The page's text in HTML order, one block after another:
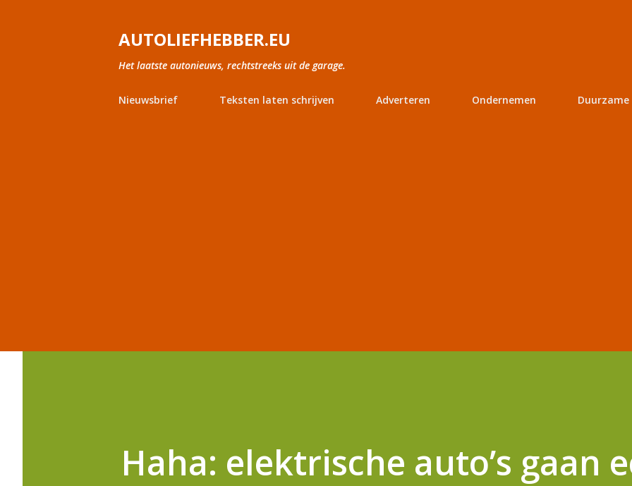
AUTOLIEFHEBBER.EU
Het laatste autonieuws, rechtstreeks uit de garage.
Nieuwsbrief Teksten laten schrijven Adverteren Ondernemen Duurzame
Haha: elektrische auto’s gaan